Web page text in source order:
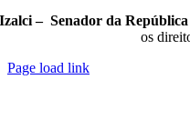
Izalci – Senador da
os
Page load link